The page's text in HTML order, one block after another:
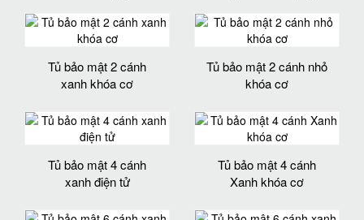
Tủ bảo mật 2 cánh
xanh khóa cơ
Tủ bảo mật 2 cánh nhỏ
khóa cơ
Tủ bảo mật 4 cánh
xanh điện tử
Tủ bảo mật 4 cánh
Xanh khóa cơ